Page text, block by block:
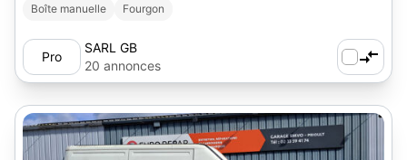
Boîte manuelle
Fourgon
Pro
SARL GB
20 annonces